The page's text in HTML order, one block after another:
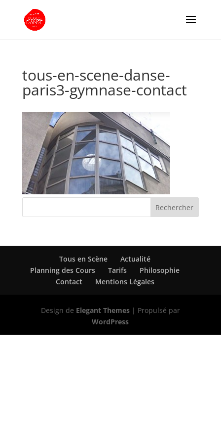
tous-en-scene-danse-
paris3-gymnase-contact
Tous en Scène
Actualité
Planning des Cours
Tarifs
Philosophie
Contact
Mentions Légales
Design de Elegant Themes| Propulsé par
WordPress